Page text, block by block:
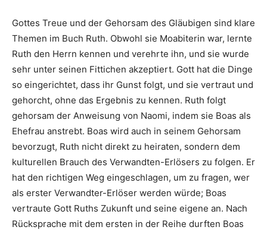
Gottes Treue und der Gehorsam des Gläubigen sind klare
Themen im Buch Ruth. Obwohl sie Moabiterin war, lernte
Ruth den Herrn kennen und verehrte ihn, und sie wurde
sehr unter seinen Fittichen akzeptiert. Gott hat die Dinge
so eingerichtet, dass ihr Gunst folgt, und sie vertraut und
gehorcht, ohne das Ergebnis zu kennen. Ruth folgt
gehorsam der Anweisung von Naomi, indem sie Boas als
Ehefrau anstrebt. Boas wird auch in seinem Gehorsam
bevorzugt, Ruth nicht direkt zu heiraten, sondern dem
kulturellen Brauch des Verwandten-Erlösers zu folgen. Er
hat den richtigen Weg eingeschlagen, um zu fragen, wer
als erster Verwandter-Erlöser werden würde; Boas
vertraute Gott Ruths Zukunft und seine eigene an. Nach
Rücksprache mit dem ersten in der Reihe durften Boas